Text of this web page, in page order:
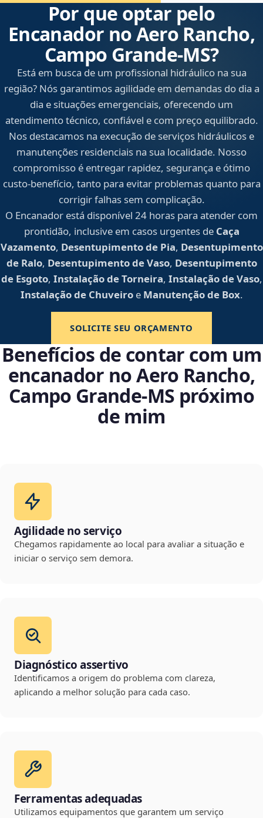
Por que optar pelo
Encanador no Aero Rancho,
Campo Grande‑MS?
Está em busca de um profissional hidráulico na sua
região? Nós garantimos agilidade em demandas do dia a
dia e situações emergenciais, oferecendo um
atendimento técnico, confiável e com preço equilibrado.
Nos destacamos na execução de serviços hidráulicos e
manutenções residenciais na sua localidade. Nosso
compromisso é entregar rapidez, segurança e ótimo
custo-benefício, tanto para evitar problemas quanto para
corrigir falhas sem complicação.
O Encanador está disponível 24 horas para atender com
prontidão, inclusive em casos urgentes de Caça
Vazamento, Desentupimento de Pia, Desentupimento
de Ralo, Desentupimento de Vaso, Desentupimento
de Esgoto, Instalação de Torneira, Instalação de Vaso,
Instalação de Chuveiroe Manutenção de Box.
SOLICITE SEU ORÇAMENTO
Benefícios de contar com um
encanador no Aero Rancho,
Campo Grande‑MS próximo
de mim
Agilidade no serviço
Chegamos rapidamente ao local para avaliar a situação e
iniciar o serviço sem demora.
Diagnóstico assertivo
Identificamos a origem do problema com clareza,
aplicando a melhor solução para cada caso.
Ferramentas adequadas
Utilizamos equipamentos que garantem um serviço